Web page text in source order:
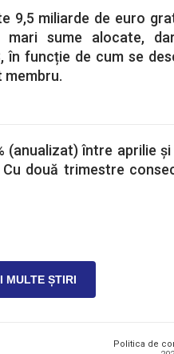
9,5 miliarde de euro
mari sume alocate,
în funcție de cum se
membru.
(anualizat) între aprilie
două trimestre
MULTE ȘTIRI
Politica de